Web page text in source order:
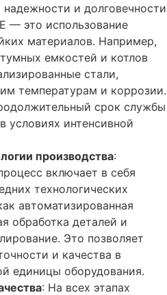
надежности и долговечности
— это использование
материалов. Например,
емкостей и котлов
стали,
температурам и коррозии.
срок службы
условиях интенсивной
производства:
включает в себя
технологических
автоматизированная
обработка деталей и
Это позволяет
и качества в
единицы оборудования.
: На всех этапах